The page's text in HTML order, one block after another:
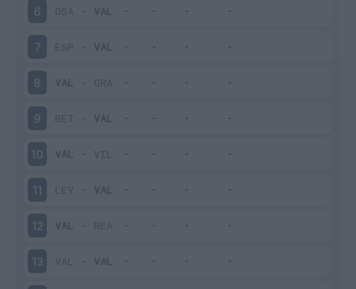
6 OSA - VAL
7 ESP - VAL
8 VAL - GRA
9 BET - VAL
10 VAL - VIL
11 LEV - VAL
12 VAL - REA
13 VAL - VAL